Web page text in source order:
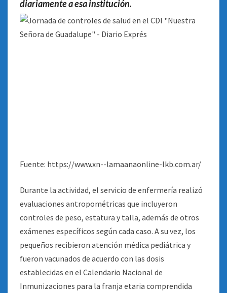
diariamente a esa institución.
Fuente: https://www.xn--lamaanaonline-lkb.com.ar/
Durante la actividad, el servicio de enfermería realizó
evaluaciones antropométricas que incluyeron
controles de peso, estatura y talla, además de otros
exámenes específicos según cada caso. A su vez, los
pequeños recibieron atención médica pediátrica y
fueron vacunados de acuerdo con las dosis
establecidas en el Calendario Nacional de
Inmunizaciones para la franja etaria comprendida